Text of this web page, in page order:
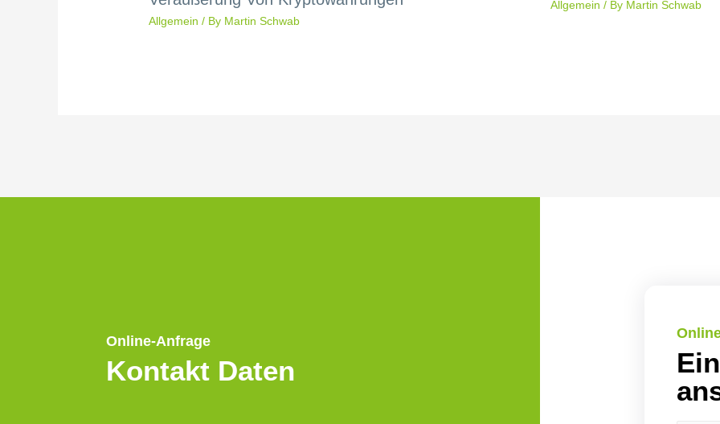
Allgemein / By Martin Schwab
Allgemein / By Martin Schwab
Online-Anfrage
Kontakt Daten